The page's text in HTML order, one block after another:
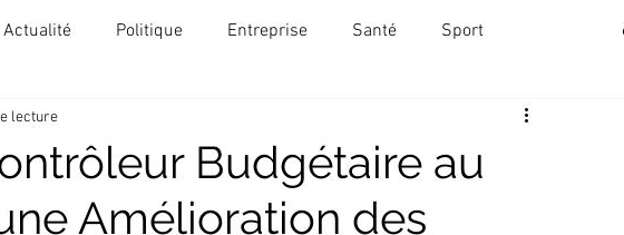
Actualité Politique Entreprise Santé Sport
Budgétaire au
Amélioration des
lecture